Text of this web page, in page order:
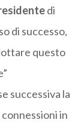
di
di successo,
questo
successiva la
in